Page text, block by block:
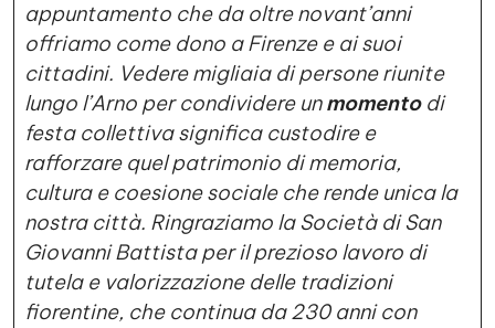
appuntamento che da oltre novant’anni
offriamo come dono a Firenze e ai suoi
cittadini. Vedere migliaia di persone riunite
lungo l’Arno per condividere unmomentodi
festa collettiva significa custodire e
rafforzare quel patrimonio di memoria,
cultura e coesione sociale che rende unica la
nostra città. Ringraziamo la Società di San
Giovanni Battista per il prezioso lavoro di
tutela e valorizzazione delle tradizioni
fiorentine, che continua da 230 anni con